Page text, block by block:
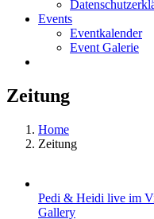
Events
Eventkalender
Event Galerie
Zeitung
Home
Zeitung
Pedi & Heidi live im
Gallery